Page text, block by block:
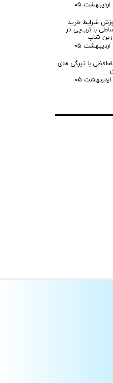
شرایط خرید
با ترب‌پی در
شاپ
با تیرگی های